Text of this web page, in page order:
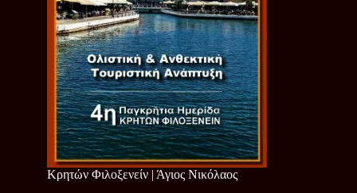
Κρητών Φιλοξενείν | Άγιος Νικόλαος